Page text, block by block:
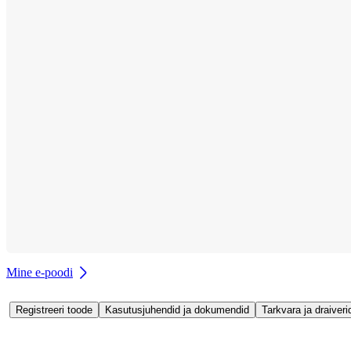
Mine e-poodi
Registreeri toode Kasutusjuhendid ja dokumendid Tarkvara ja